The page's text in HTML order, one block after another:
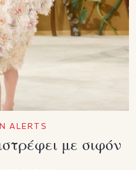
ALERTS
με σιφόν